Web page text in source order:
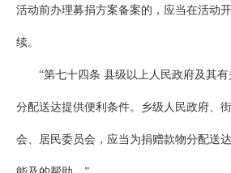
活动前办理募捐方案备案的，应当在活动
续。
“第七十四条 县级以上人民政府及其
分配送达提供便利条件。乡级人民政府、
会、居民委员会，应当为捐赠款物分配送